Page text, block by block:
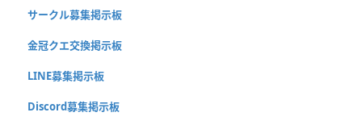
サークル募集掲示板
金冠クエ交換掲示板
LINE募集掲示板
Discord募集掲示板